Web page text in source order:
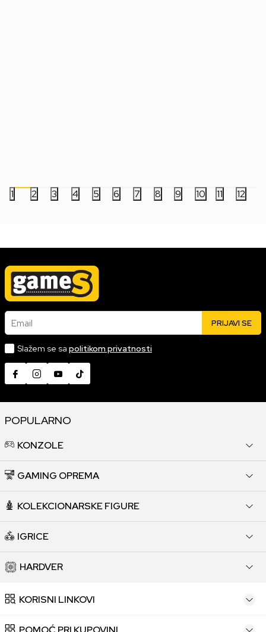
1 2 3 4 5 6 7 8 9 10 11 12
Email PRIJAVI SE
Slažem se sa politikom privatnosti
POPULARNO
KONZOLE
GAMING OPREMA
KOLEKCIONARSKE FIGURE
IGRICE
HARDVER
KORISNI LINKOVI